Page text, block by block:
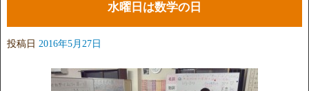
水曜日は数学の日
投稿日 2016年5月27日